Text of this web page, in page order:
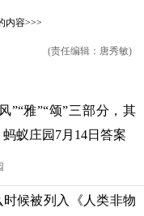
内容>>>
(责任编辑：唐秀敏)
”“雅”“颂”三部分，其
蚁庄园7月14日答案
候被列入《人类非物